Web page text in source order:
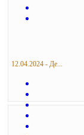
12.04.2024 - Де...